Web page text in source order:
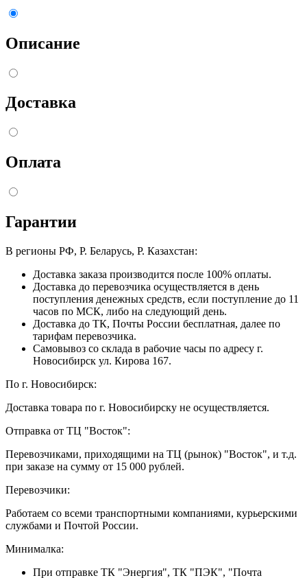
Описание
Доставка
Оплата
Гарантии
В регионы РФ, Р. Беларусь, Р. Казахстан:
Доставка заказа производится после 100% оплаты.
Доставка до перевозчика осуществляется в день
поступления денежных средств, если поступление до 11
часов по МСК, либо на следующий день.
Доставка до ТК, Почты России бесплатная, далее по
тарифам перевозчика.
Самовывоз со склада в рабочие часы по адресу г.
Новосибирск ул. Кирова 167.
По г. Новосибирск:
Доставка товара по г. Новосибирску не осуществляется.
Отправка от ТЦ "Восток":
Перевозчиками, приходящими на ТЦ (рынок) "Восток", и т.д.
при заказе на сумму от 15 000 рублей.
Перевозчики:
Работаем со всеми транспортными компаниями, курьерскими
службами и Почтой России.
Минималка:
При отправке ТК "Энергия", ТК "ПЭК", "Почта